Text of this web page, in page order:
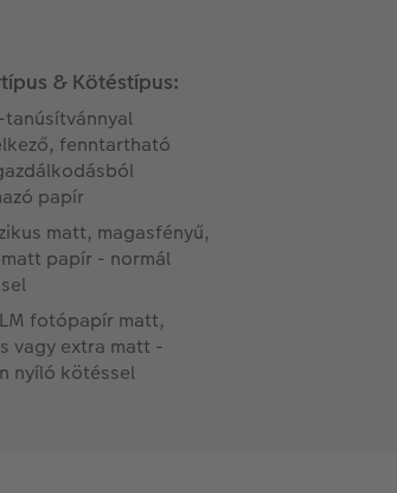
& Kötéstípus:
tanúsítvánnyal
fenntartható
papír
matt, magasfényű,
papír - normál
fotópapír matt,
vagy extra matt -
nyíló kötéssel